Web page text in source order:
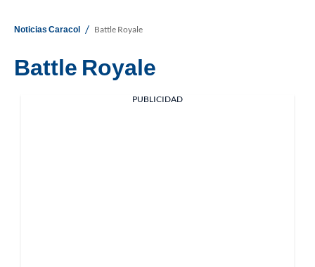
Noticias Caracol / Battle Royale
Battle Royale
PUBLICIDAD